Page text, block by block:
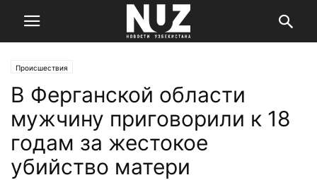
Происшествия
В Ферганской области
мужчину приговорили к 18
годам за жестокое
убийство матери